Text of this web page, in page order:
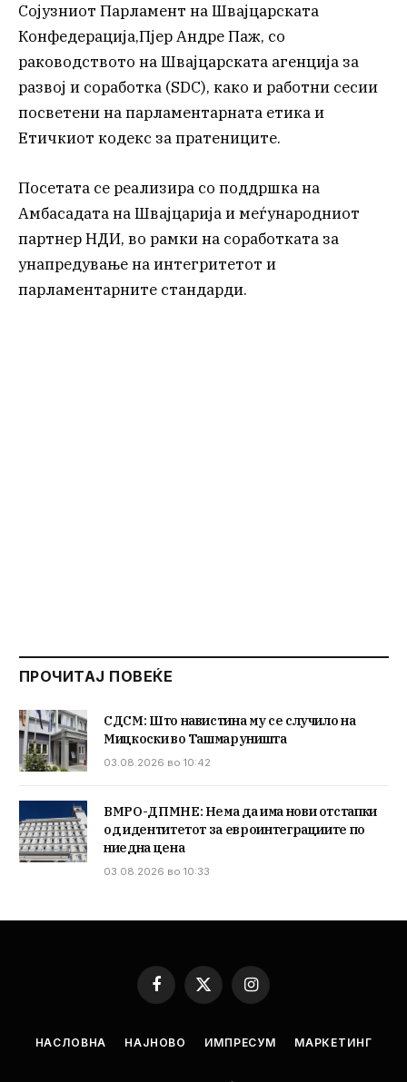
Сојузниот Парламент на Швајцарската
Конфедерација,Пјер Андре Паж, со
раководството на Швајцарската агенција за
развој и соработка (SDC), како и работни сесии
посветени на парламентарната етика и
Етичкиот кодекс за пратениците.
Посетата се реализира со поддршка на
Амбасадата на Швајцарија и меѓународниот
партнер НДИ, во рамки на соработката за
унапредување на интегритетот и
парламентарните стандарди.
ПРОЧИТАЈ ПОВЕЌЕ
СДСМ: Што навистина му се случило на
Мицкоски во Ташмаруништа
03.08.2026 во 10:42
ВМРО-ДПМНЕ: Нема да има нови отстапки
од идентитетот за евроинтеграциите по
ниедна цена
03.08.2026 во 10:33
Facebook
X
(Twitter)
Instagram
НАСЛОВНА НАЈНОВО ИМПРЕСУМ МАРКЕТИНГ